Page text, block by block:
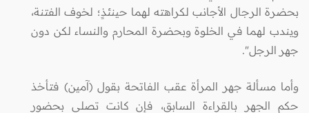
بحضرة الرجال الأجانب لكراهته لهما حينئذٍ؛ لخوف الفتنة،
ويندب لهما في الخلوة وبحضرة المحارم والنساء لكن دون
جهر الرجل".
وأما مسألة جهر المرأة عقب الفاتحة بقول (آمين) فتأخذ
حكم الجهر بالقراءة السابق، فإن كانت تصلي بحضور